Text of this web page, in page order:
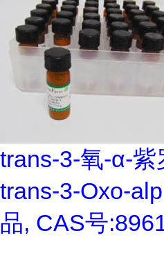
trans-3-氧-α-紫
trans-3-Oxo-
品, CAS号